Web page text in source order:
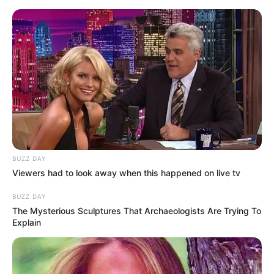
Skip
content
Menu
Werfen Sie diesen
BUZZ DAY
Viewers had to look away when this happened on live tv
BUZZ DAY
The Mysterious Sculptures That Archaeologists Are Trying To
Explain